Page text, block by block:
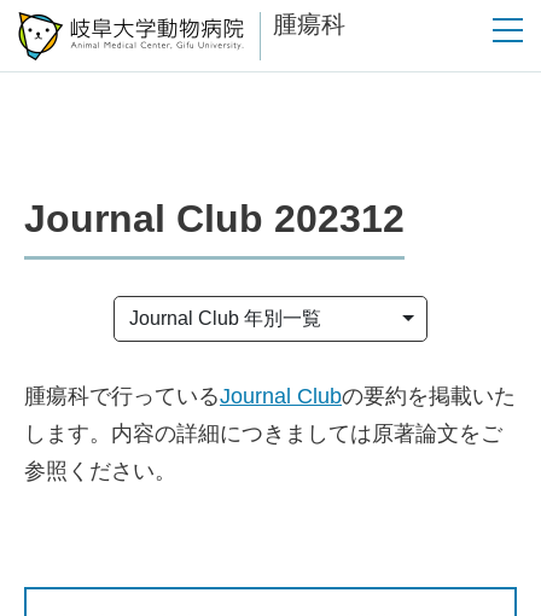
腫瘍科
Journal Club 202312
Journal Club 年別一覧
腫瘍科で行っているJournal Clubの要約を掲載いた
します。内容の詳細につきましては原著論文をご
参照ください。